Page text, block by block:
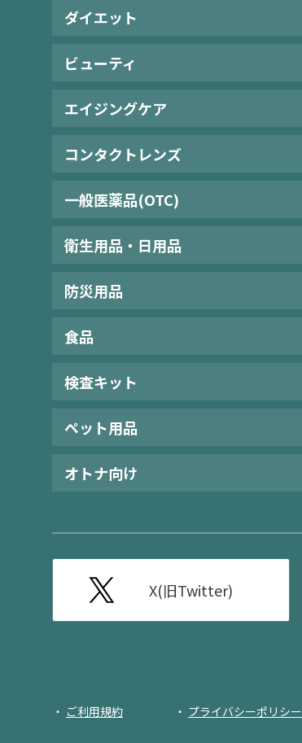
ダイエット
ビューティ
エイジングケア
コンタクトレンズ
一般医薬品(OTC)
衛生用品・日用品
防災用品
食品
検査キット
ペット用品
オトナ向け
X(旧Twitter)
ご利用規約 プライバシーポリシー